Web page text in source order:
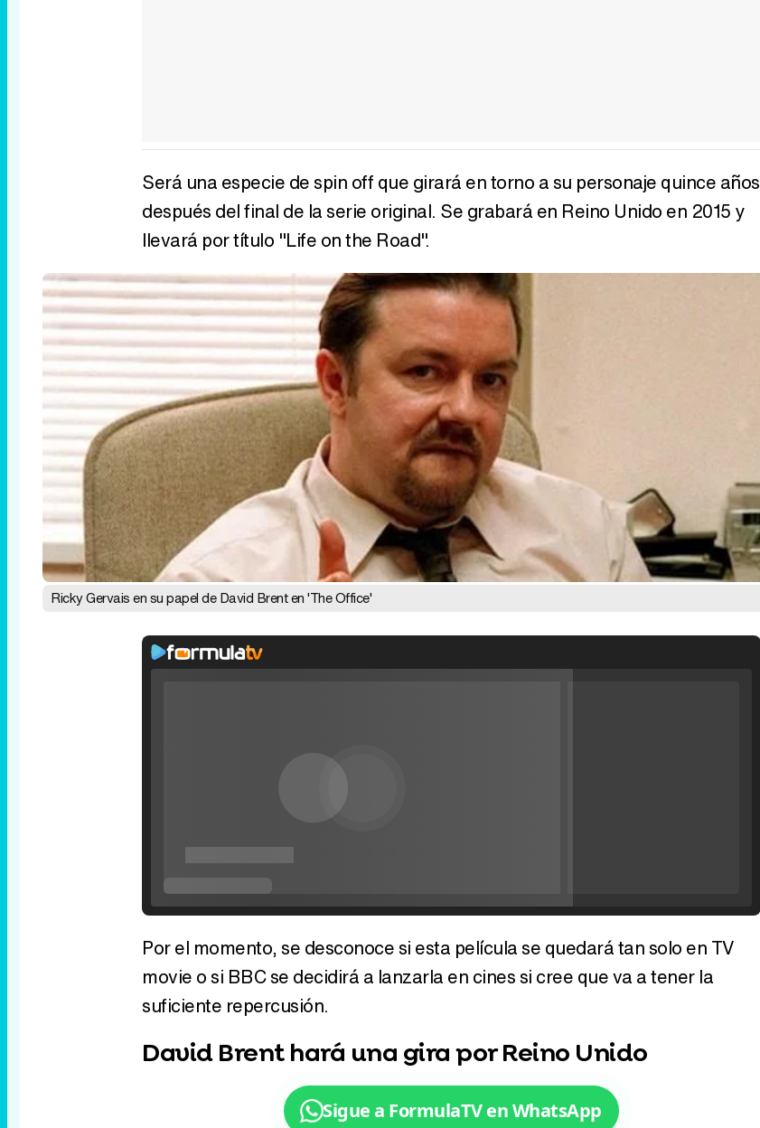
Será una especie de spin off que girará en torno a su personaje quince años
después del final de la serie original. Se grabará en Reino Unido en 2015 y
llevará por título "Life on the Road".
Ricky Gervais en su papel de David Brent en 'The Office'
Video
Por el momento, se desconoce si esta película se quedará tan solo en TV
movie o si BBC se decidirá a lanzarla en cines si cree que va a tener la
suficiente repercusión.
David Brent hará una gira por Reino Unido
Sigue a FormulaTV en WhatsApp